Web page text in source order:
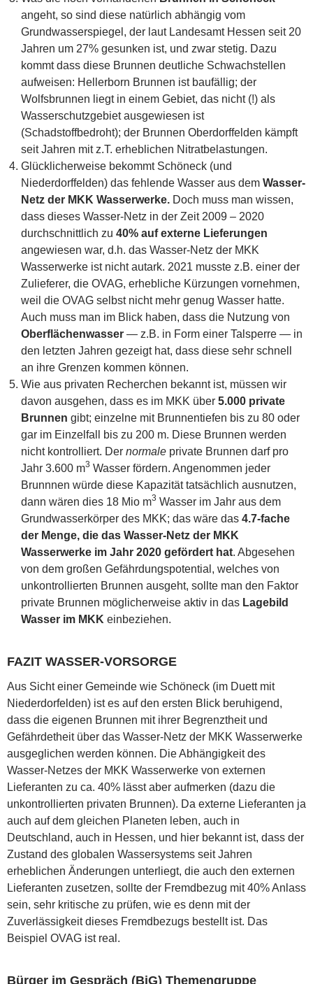
angeht, so sind diese natürlich abhängig vom
Grundwasserspiegel, der laut Landesamt Hessen seit 20
Jahren um 27% gesunken ist, und zwar stetig. Dazu
kommt dass diese Brunnen deutliche Schwachstellen
aufweisen: Hellerborn Brunnen ist baufällig; der
Wolfsbrunnen liegt in einem Gebiet, das nicht (!) als
Wasserschutzgebiet ausgewiesen ist
(Schadstoffbedroht); der Brunnen Oberdorffelden kämpft
seit Jahren mit z.T. erheblichen Nitratbelastungen.
Glücklicherweise bekommt Schöneck (und
Niederdorffelden) das fehlende Wasser aus dem Wasser-
Netz der MKK Wasserwerke. Doch muss man wissen,
dass dieses Wasser-Netz in der Zeit 2009 – 2020
durchschnittlich zu 40% auf externe Lieferungen
angewiesen war, d.h. das Wasser-Netz der MKK
Wasserwerke ist nicht autark. 2021 musste z.B. einer der
Zulieferer, die OVAG, erhebliche Kürzungen vornehmen,
weil die OVAG selbst nicht mehr genug Wasser hatte.
Auch muss man im Blick haben, dass die Nutzung von
Oberflächenwasser — z.B. in Form einer Talsperre — in
den letzten Jahren gezeigt hat, dass diese sehr schnell
an ihre Grenzen kommen können.
Wie aus privaten Recherchen bekannt ist, müssen wir
davon ausgehen, dass es im MKK über 5.000 private
Brunnen gibt; einzelne mit Brunnentiefen bis zu 80 oder
gar im Einzelfall bis zu 200 m. Diese Brunnen werden
nicht kontrolliert. Der normale private Brunnen darf pro
Jahr 3.600 m3 Wasser fördern. Angenommen jeder
Brunnnen würde diese Kapazität tatsächlich ausnutzen,
dann wären dies 18 Mio m3 Wasser im Jahr aus dem
Grundwasserkörper des MKK; das wäre das 4.7-fache
der Menge, die das Wasser-Netz der MKK
Wasserwerke im Jahr 2020 gefördert hat. Abgesehen
von dem großen Gefährdungspotential, welches von
unkontrollierten Brunnen ausgeht, sollte man den Faktor
private Brunnen möglicherweise aktiv in das Lagebild
Wasser im MKK einbeziehen.
FAZIT WASSER-VORSORGE
Aus Sicht einer Gemeinde wie Schöneck (im Duett mit
Niederdorfelden) ist es auf den ersten Blick beruhigend,
dass die eigenen Brunnen mit ihrer Begrenztheit und
Gefährdetheit über das Wasser-Netz der MKK Wasserwerke
ausgeglichen werden können. Die Abhängigkeit des
Wasser-Netzes der MKK Wasserwerke von externen
Lieferanten zu ca. 40% lässt aber aufmerken (dazu die
unkontrollierten privaten Brunnen). Da externe Lieferanten ja
auch auf dem gleichen Planeten leben, auch in
Deutschland, auch in Hessen, und hier bekannt ist, dass der
Zustand des globalen Wassersystems seit Jahren
erheblichen Änderungen unterliegt, die auch den externen
Lieferanten zusetzen, sollte der Fremdbezug mit 40% Anlass
sein, sehr kritische zu prüfen, wie es denn mit der
Zuverlässigkeit dieses Fremdbezugs bestellt ist. Das
Beispiel OVAG ist real.
Bürger im Gespräch (BiG) Themengruppe